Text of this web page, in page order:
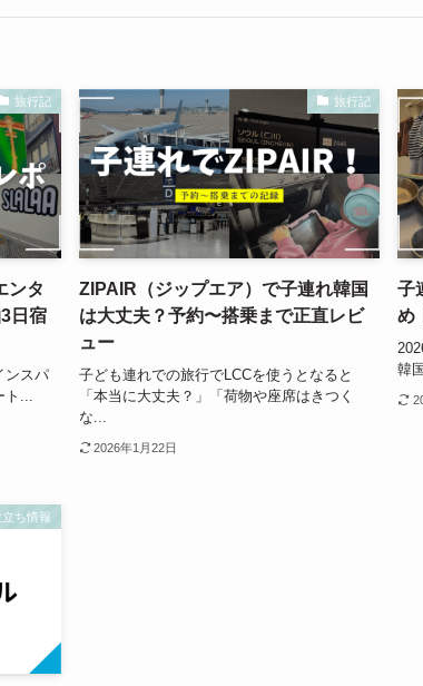
旅行記
ンタ
日宿
ンスパ
...
旅行記
ZIPAIR（ジップエア）で子連れ韓国
は大丈夫？予約〜搭乗まで正直レビ
ュー
子ども連れでの旅行でLCCを使うとなると
「本当に大丈夫？」「荷物や座席はきつく
な...
2026年1月22日
子
め
韓
ち情報